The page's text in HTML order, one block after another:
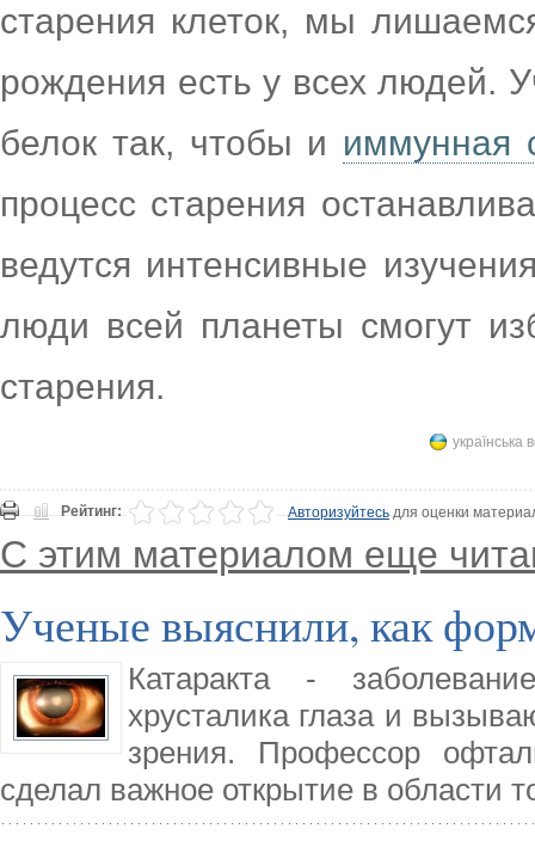
старения клеток, мы
рождения есть у всех людей.
белок так, чтобы и иммунная
процесс старения
ведутся интенсивные
люди всей планеты смогут
старения.
українська
Рейтинг: Авторизуйтесьдля оценки
С этим материалом еще
Ученые выяснили, как
Катаракта -
хрусталика глаза и
зрения. Профессор
сделал важное открытие в области